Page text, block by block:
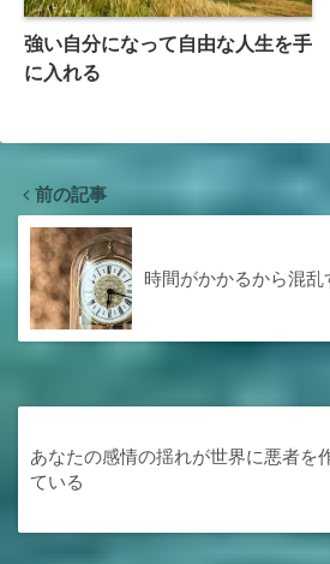
強い自分になって自由な人生を手
に入れる
前の記事
時間がかかるから混乱
あなたの感情の揺れが世界に悪者を
ている